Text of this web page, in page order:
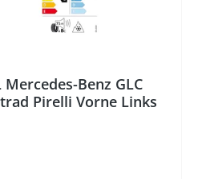
Mercedes-Benz GLC
Pirelli Vorne Links